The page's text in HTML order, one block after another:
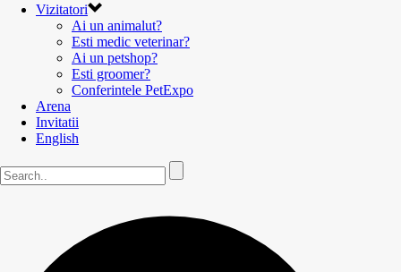
Vizitatori
Ai un animalut?
Esti medic veterinar?
Ai un petshop?
Esti groomer?
Conferintele PetExpo
Arena
Invitatii
English